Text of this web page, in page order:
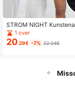
STROM NIGHT
e hals sweatshirt met
or festival
1 over
20.29€ -7% 22.04€